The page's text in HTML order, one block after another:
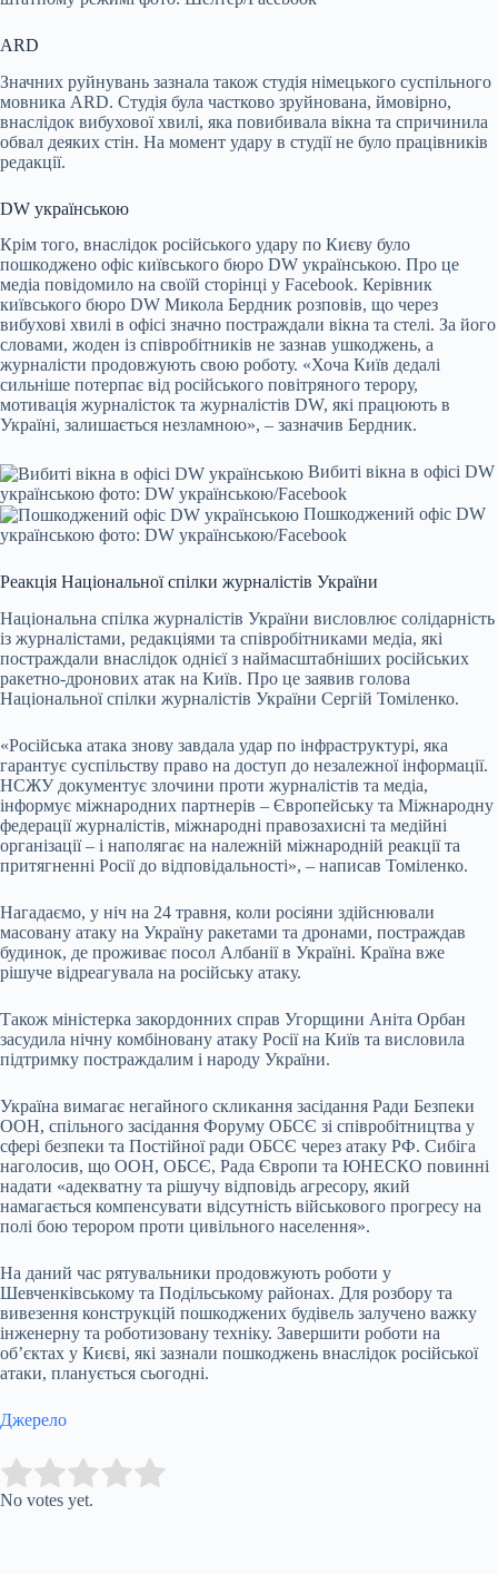
ARD
Значних руйнувань зазнала також студія німецького суспільного
мовника ARD. Студія була частково зруйнована, ймовірно,
внаслідок вибухової хвилі, яка повибивала вікна та спричинила
обвал деяких стін. На момент удару в студії не було працівників
редакції.
DW українською
Крім того, внаслідок російського удару по Києву було
пошкоджено офіс київського бюро DW українською. Про це
медіа повідомило на своїй сторінці у Facebook. Керівник
київського бюро DW Микола Бердник розповів, що через
вибухові хвилі в офісі значно постраждали вікна та стелі. За його
словами, жоден із співробітників не зазнав ушкоджень, а
журналісти продовжують свою роботу. «Хоча Київ дедалі
сильніше потерпає від російського повітряного терору,
мотивація журналісток та журналістів DW, які працюють в
Україні, залишається незламною», – зазначив Бердник.
Вибиті вікна в офісі DW
українською фото: DW українською/Facebook
Пошкоджений офіс DW
українською фото: DW українською/Facebook
Реакція Національної спілки журналістів України
Національна спілка журналістів України висловлює солідарність
із журналістами, редакціями та співробітниками медіа, які
постраждали внаслідок однієї з наймасштабніших російських
ракетно-дронових атак на Київ. Про це заявив голова
Національної спілки журналістів України Сергій Томіленко.
«Російська атака знову завдала удар по інфраструктурі, яка
гарантує суспільству право на доступ до незалежної інформації.
НСЖУ документує злочини проти журналістів та медіа,
інформує міжнародних партнерів – Європейську та Міжнародну
федерації журналістів, міжнародні правозахисні та медійні
організації – і наполягає на належній міжнародній реакції та
притягненні Росії до відповідальності», – написав Томіленко.
Нагадаємо, у ніч на 24 травня, коли росіяни здійснювали
масовану атаку на Україну ракетами та дронами, постраждав
будинок, де проживає посол Албанії в Україні. Країна вже
рішуче відреагувала на російську атаку.
Також міністерка закордонних справ Угорщини Аніта Орбан
засудила нічну комбіновану атаку Росії на Київ та висловила
підтримку постраждалим і народу України.
Україна вимагає негайного скликання засідання Ради Безпеки
ООН, спільного засідання Форуму ОБСЄ зі співробітництва у
сфері безпеки та Постійної ради ОБСЄ через атаку РФ. Сибіга
наголосив, що ООН, ОБСЄ, Рада Європи та ЮНЕСКО повинні
надати «адекватну та рішучу відповідь агресору, який
намагається компенсувати відсутність військового прогресу на
полі бою терором проти цивільного населення».
На даний час рятувальники продовжують роботи у
Шевченківському та Подільському районах. Для розбору та
вивезення конструкцій пошкоджених будівель залучено важку
інженерну та роботизовану техніку. Завершити роботи на
об’єктах у Києві, які зазнали пошкоджень внаслідок російської
атаки, планується сьогодні.
Джерело
Rate this item:
No votes yet.